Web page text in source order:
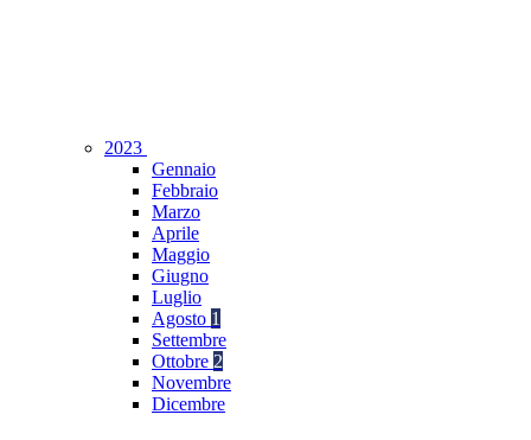
2023
Gennaio
Febbraio
Marzo
Aprile
Maggio
Giugno
Luglio
Agosto 1
Settembre
Ottobre 2
Novembre
Dicembre